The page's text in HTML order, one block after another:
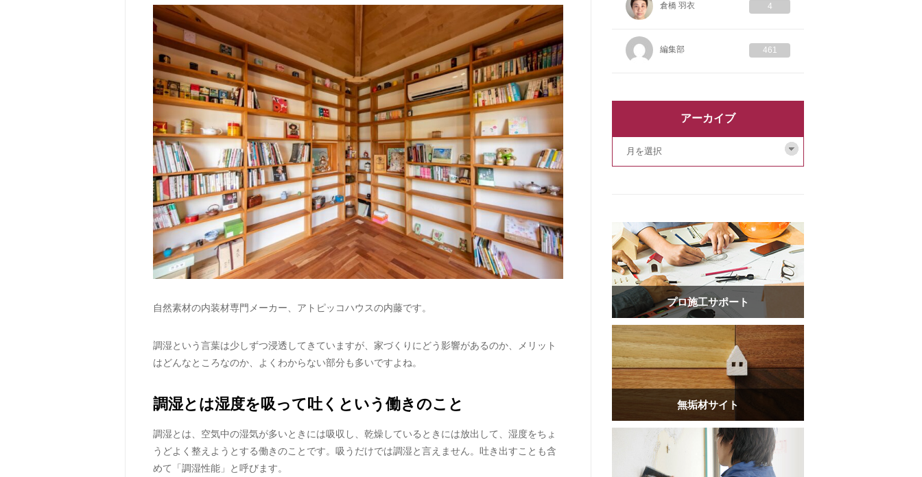
自然素材の内装材専門メーカー、アトピッコハウスの内藤です。
調湿という言葉は少しずつ浸透してきていますが、家づくりにどう影響があるのか、メリット
はどんなところなのか、よくわからない部分も多いですよね。
調湿とは湿度を吸って吐くという働きのこと
調湿とは、空気中の湿気が多いときには吸収し、乾燥しているときには放出して、湿度をちょ
うどよく整えようとする働きのことです。吸うだけでは調湿と言えません。吐き出すことも含
めて「調湿性能」と呼びます。
倉橋 羽衣 4
編集部 461
アーカイブ
プロ施工サポート
無垢材サイト